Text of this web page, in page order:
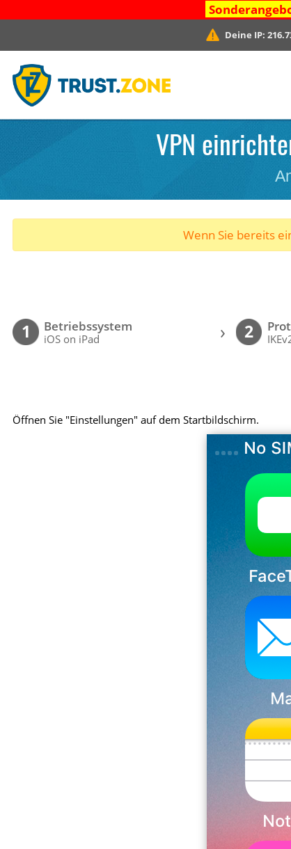
Deine IP:
VPN
Wenn Sie bereits
1 Betriebssystem
iOS on iPad › 2
Öffnen Sie "Einstellungen" auf dem Startbildschirm.